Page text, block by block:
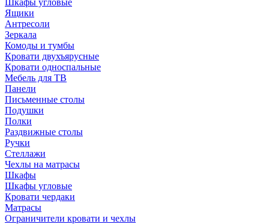
Ящики
Антресоли
Зеркала
Комоды и тумбы
Кровати двухъярусные
Кровати односпальные
Мебель для ТВ
Панели
Письменные столы
Подушки
Полки
Раздвижные столы
Ручки
Стеллажи
Чехлы на матрасы
Шкафы
Шкафы угловые
Кровати чердаки
Матрасы
Ограничители кровати и чехлы